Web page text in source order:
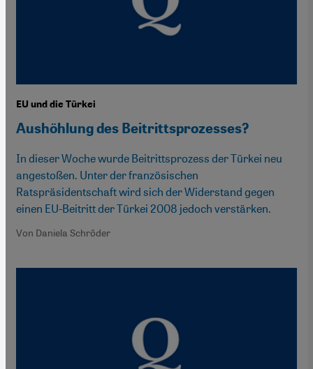
EU und die Türkei
Aushöhlung des Beitrittsprozesses?
In dieser Woche wurde Beitrittsprozess der Türkei neu
angestoßen. Unter der französischen
Ratspräsidentschaft wird sich der Widerstand gegen
einen EU-Beitritt der Türkei 2008 jedoch verstärken.
Von Daniela Schröder